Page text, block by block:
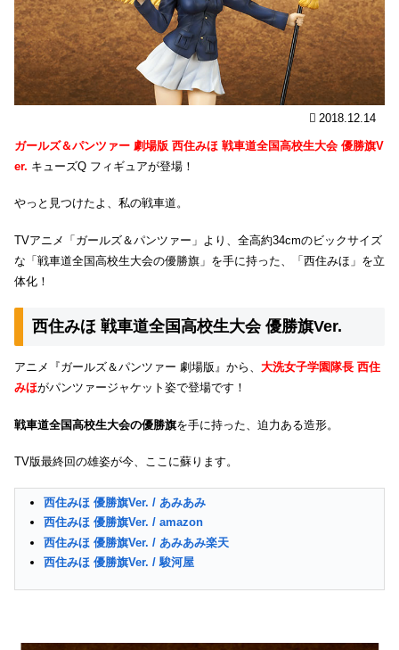
2018.12.14
ガールズ＆パンツァー 劇場版 西住みほ 戦車道全国高校生大会 優勝旗V
er. キューズQ フィギュアが登場！
やっと見つけたよ、私の戦車道。
TVアニメ「ガールズ＆パンツァー」より、全高約34cmのビックサイズ
な「戦車道全国高校生大会の優勝旗」を手に持った、「西住みほ」を立
体化！
西住みほ 戦車道全国高校生大会 優勝旗Ver.
アニメ『ガールズ＆パンツァー 劇場版』から、 大洗女子学園隊長 西住
みほがパンツァージャケット姿で登場です！
戦車道全国高校生大会の優勝旗を手に持った、迫力ある造形。
TV版最終回の雄姿が今、ここに蘇ります。
西住みほ 優勝旗Ver. / あみあみ
西住みほ 優勝旗Ver. / amazon
西住みほ 優勝旗Ver. / あみあみ楽天
西住みほ 優勝旗Ver. / 駿河屋